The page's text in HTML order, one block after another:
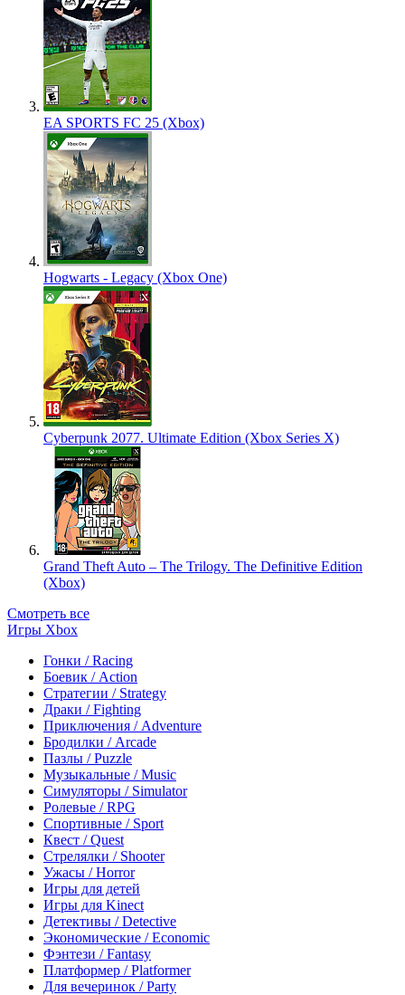
EA SPORTS FC 25 (Xbox)
Hogwarts - Legacy (Xbox One)
Cyberpunk 2077. Ultimate Edition (Xbox Series X)
Grand Theft Auto – The Trilogy. The Definitive Edition
(Xbox)
Смотреть все
Игры Xbox
Гонки / Racing
Боевик / Action
Стратегии / Strategy
Драки / Fighting
Приключения / Adventure
Бродилки / Arcade
Пазлы / Puzzle
Музыкальные / Music
Симуляторы / Simulator
Ролевые / RPG
Спортивные / Sport
Квест / Quest
Стрелялки / Shooter
Ужасы / Horror
Игры для детей
Игры для Kinect
Детективы / Detective
Экономические / Economic
Фэнтези / Fantasy
Платформер / Platformer
Для вечеринок / Party